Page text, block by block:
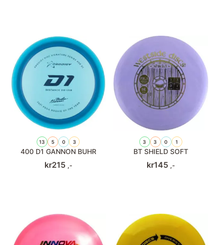
13 5 0 3
400 D1 GANNON BUHR
kr215 ,-
3 3 0 1
BT SHIELD SOFT
kr145 ,-